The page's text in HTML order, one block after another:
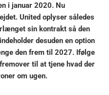
i januar 2020. Nu
United oplyser således
sin kontrakt så den
desuden en option
den frem til 2027. Ifølge
til at tjene hvad der
om ugen.